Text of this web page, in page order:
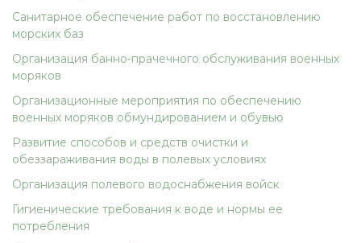
Санитарное обеспечение работ по восстановлению
морских баз
Организация банно-прачечного обслуживания военных
моряков
Организационные мероприятия по обеспечению
военных моряков обмундированием и обувью
Развитие способов и средств очистки и
обеззараживания воды в полевых условиях
Организация полевого водоснабжения войск
Гигиенические требования к воде и нормы ее
потребления